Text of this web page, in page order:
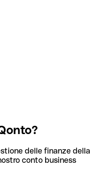
delle finanze della
conto business